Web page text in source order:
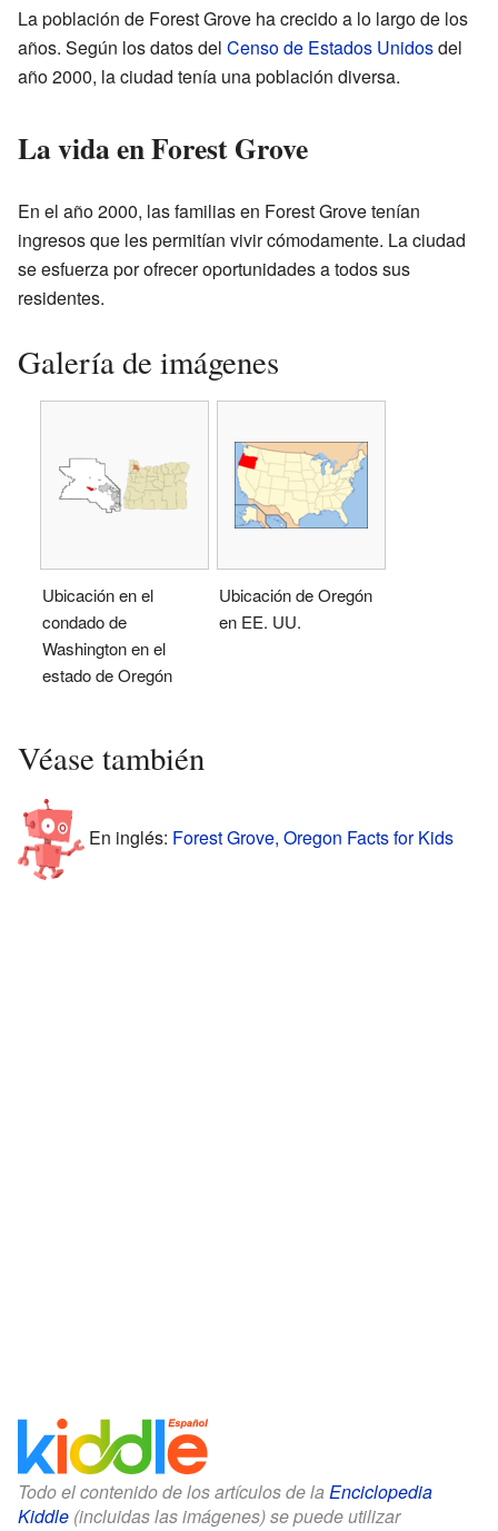
La población de Forest Grove ha crecido a lo largo de los
años. Según los datos del Censo de Estados Unidosdel
año 2000, la ciudad tenía una población diversa.
La vida en Forest Grove
En el año 2000, las familias en Forest Grove tenían
ingresos que les permitían vivir cómodamente. La ciudad
se esfuerza por ofrecer oportunidades a todos sus
residentes.
Galería de imágenes
Ubicación en el
condado de
Washington en el
estado de Oregón
Ubicación de Oregón
en EE. UU.
Véase también
En inglés: Forest Grove, Oregon Facts for Kids
Todo el contenido de los artículos de la Enciclopedia
Kiddle (incluidas las imágenes) se puede utilizar